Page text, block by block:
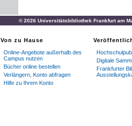
© 2026 Universitätsbibliothek Frankfurt am
Von zu Hause
Online-Angebote außerhalb des
Campus nutzen
Bücher online bestellen
Verlängern, Konto abfragen
Hilfe zu Ihrem Konto
Digitale
Frankfurter